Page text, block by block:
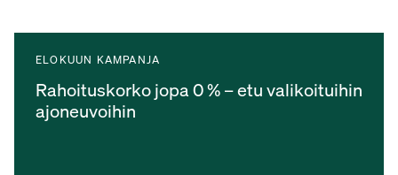
ELOKUUN KAMPANJA
Rahoituskorko jopa 0 % – etu valikoituihin
ajoneuvoihin